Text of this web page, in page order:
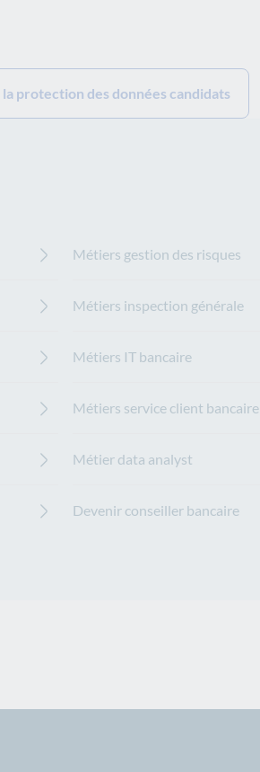
protection des données candidats
Métiers gestion des risques
Métiers inspection générale
Métiers IT bancaire
Métiers service client bancaire
Métier data analyst
Devenir conseiller bancaire